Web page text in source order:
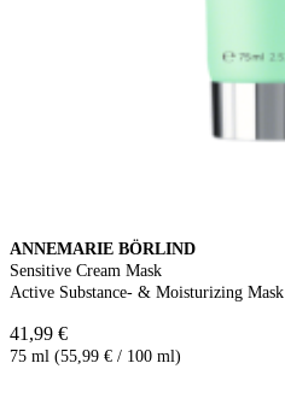
ANNEMARIE BÖRLIND
Sensitive Cream Mask
Active Substance- & Moisturizing Mask
41,99 €
75 ml (55,99 € / 100 ml)